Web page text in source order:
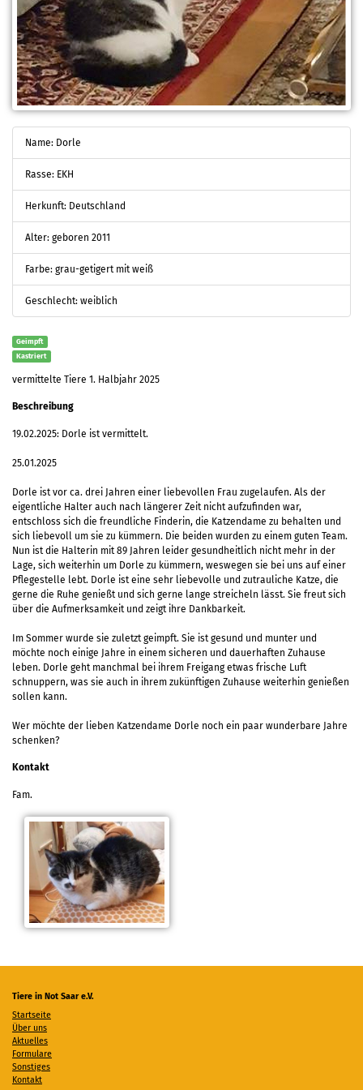
Name: Dorle
Rasse: EKH
Herkunft: Deutschland
Alter: geboren 2011
Farbe: grau-getigert mit weiß
Geschlecht: weiblich
Geimpft
Kastriert
vermittelte Tiere 1. Halbjahr 2025
Beschreibung
19.02.2025: Dorle ist vermittelt.
25.01.2025
Dorle ist vor ca. drei Jahren einer liebevollen Frau zugelaufen. Als der
eigentliche Halter auch nach längerer Zeit nicht aufzufinden war,
entschloss sich die freundliche Finderin, die Katzendame zu behalten und
sich liebevoll um sie zu kümmern. Die beiden wurden zu einem guten Team.
Nun ist die Halterin mit 89 Jahren leider gesundheitlich nicht mehr in der
Lage, sich weiterhin um Dorle zu kümmern, weswegen sie bei uns auf einer
Pflegestelle lebt. Dorle ist eine sehr liebevolle und zutrauliche Katze, die
gerne die Ruhe genießt und sich gerne lange streicheln lässt. Sie freut sich
über die Aufmerksamkeit und zeigt ihre Dankbarkeit.
Im Sommer wurde sie zuletzt geimpft. Sie ist gesund und munter und
möchte noch einige Jahre in einem sicheren und dauerhaften Zuhause
leben. Dorle geht manchmal bei ihrem Freigang etwas frische Luft
schnuppern, was sie auch in ihrem zukünftigen Zuhause weiterhin genießen
sollen kann.
Wer möchte der lieben Katzendame Dorle noch ein paar wunderbare Jahre
schenken?
Kontakt
Fam.
Tiere in Not Saar e.V.
Startseite
Über uns
Aktuelles
Formulare
Sonstiges
Kontakt